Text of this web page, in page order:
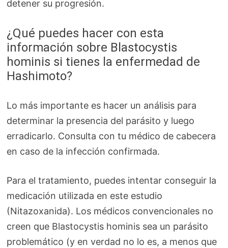
detener su progresión.
¿Qué puedes hacer con esta
información sobre Blastocystis
hominis si tienes la enfermedad de
Hashimoto?
Lo más importante es hacer un análisis para
determinar la presencia del parásito y luego
erradicarlo. Consulta con tu médico de cabecera
en caso de la infección confirmada.
Para el tratamiento, puedes intentar conseguir la
medicación utilizada en este estudio
(Nitazoxanida). Los médicos convencionales no
creen que Blastocystis hominis sea un parásito
problemático (y en verdad no lo es, a menos que